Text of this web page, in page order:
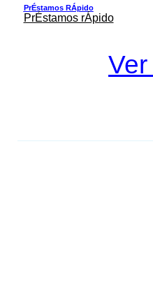
PrÉstamos RÁpido
PrÉstamos rÁpido